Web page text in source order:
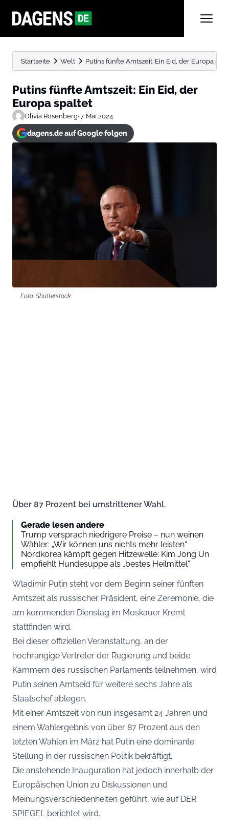
Startseite Welt Putins fünfte Amtszeit: Ein Eid, der Europa
Putins fünfte Amtszeit: Ein Eid, der
Europa spaltet
Olivia Rosenberg•7. Mai 2024
dagens.de auf Google folgen
Foto: Shutterstock
Über 87 Prozent bei umstrittener Wahl.
Gerade lesen andere
Trump versprach niedrigere Preise – nun weinen
Wähler: „Wir können uns nichts mehr leisten“
Nordkorea kämpft gegen Hitzewelle: Kim Jong Un
empfiehlt Hundesuppe als „bestes Heilmittel“
Wladimir Putin steht vor dem Beginn seiner fünften
Amtszeit als russischer Präsident, eine Zeremonie, die
am kommenden Dienstag im Moskauer Kreml
stattfinden wird.
Bei dieser offiziellen Veranstaltung, an der
hochrangige Vertreter der Regierung und beide
Kammern des russischen Parlaments teilnehmen, wird
Putin seinen Amtseid für weitere sechs Jahre als
Staatschef ablegen.
Mit einer Amtszeit von nun insgesamt 24 Jahren und
einem Wahlergebnis von über 87 Prozent aus den
letzten Wahlen im März hat Putin eine dominante
Stellung in der russischen Politik bekräftigt.
Die anstehende Inauguration hat jedoch innerhalb der
Europäischen Union zu Diskussionen und
Meinungsverschiedenheiten geführt, wie aufDER
SPIEGEL berichtet wird.